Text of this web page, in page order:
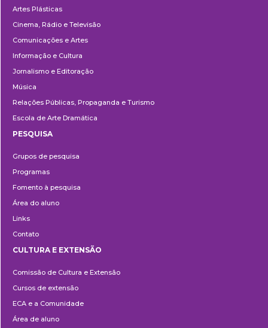
Artes Plásticas
Cinema, Rádio e Televisão
Comunicações e Artes
Informação e Cultura
Jornalismo e Editoração
Música
Relações Públicas, Propaganda e Turismo
Escola de Arte Dramática
PESQUISA
Grupos de pesquisa
Programas
Fomento à pesquisa
Área do aluno
Links
Contato
e
Extensão
CULTURA E EXTENSÃO
Comissão de Cultura e Extensão
Cursos de extensão
ECA e a Comunidade
Área de aluno